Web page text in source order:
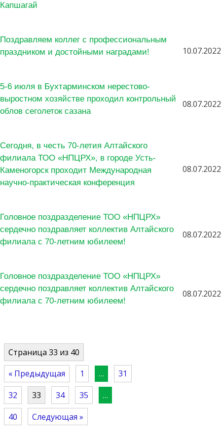
Капшагай
Поздравляем коллег с профессиональным
праздником и достойными наградами!
10.07.2022
5-6 июля в Бухтарминском нерестово-
выростном хозяйстве проходил контрольный
облов сеголеток сазана
08.07.2022
Сегодня, в честь 70-летия Алтайского
филиала ТОО «НПЦРХ», в городе Усть-
Каменогорск проходит Международная
научно-практическая конференция
08.07.2022
Головное поздразделение ТОО «НПЦРХ»
сердечно поздравляет коллектив Алтайского
филиала с 70-летним юбилеем!
08.07.2022
Головное поздразделение ТОО «НПЦРХ»
сердечно поздравляет коллектив Алтайского
филиала с 70-летним юбилеем!
08.07.2022
Страница 33 из 40
« Предыдущая
1 …
31
32
33 34 35
…
40
Следующая »